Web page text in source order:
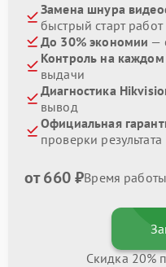
Замена шнура
быстрый старт работ
До 30% экономии —
Контроль на каждом
выдачи
Диагностика
вывод
Официальная
проверки результата
от 660 ₽Время
Скидка 20%